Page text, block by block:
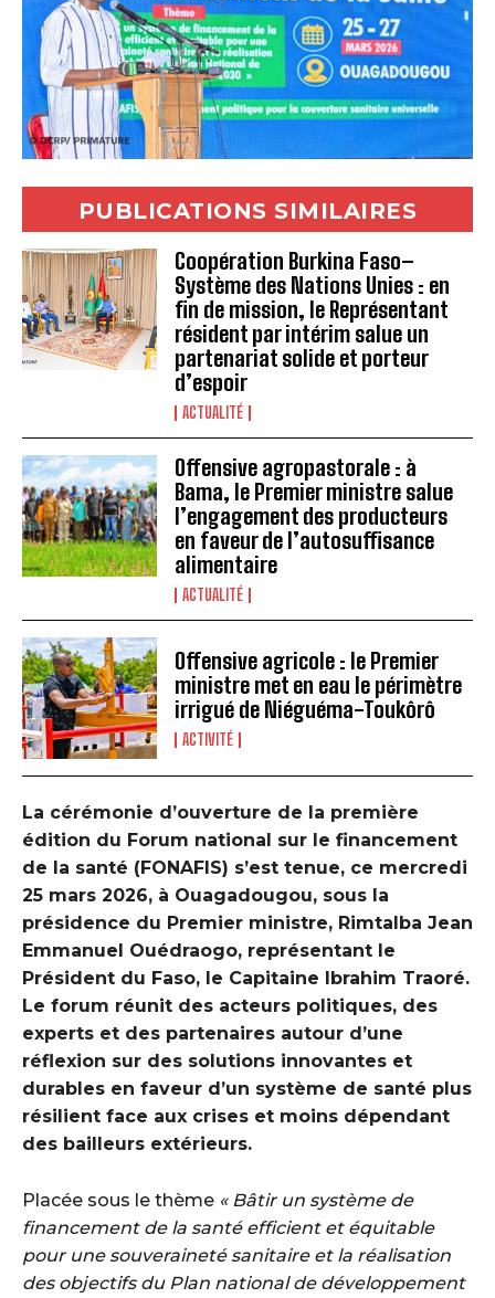
PUBLICATIONS SIMILAIRES
Coopération Burkina Faso–
Système des Nations Unies : en
fin de mission, le Représentant
résident par intérim salue un
partenariat solide et porteur
d’espoir
ACTUALITÉ
Offensive agropastorale : à
Bama, le Premier ministre salue
l’engagement des producteurs
en faveur de l’autosuffisance
alimentaire
ACTUALITÉ
Offensive agricole : le Premier
ministre met en eau le périmètre
irrigué de Niéguéma-Toukôrô
ACTIVITÉ
La cérémonie d’ouverture de la première
édition du Forum national sur le financement
de la santé (FONAFIS) s’est tenue, ce mercredi
25 mars 2026, à Ouagadougou, sous la
présidence du Premier ministre, Rimtalba Jean
Emmanuel Ouédraogo, représentant le
Président du Faso, le Capitaine Ibrahim Traoré.
Le forum réunit des acteurs politiques, des
experts et des partenaires autour d’une
réflexion sur des solutions innovantes et
durables en faveur d’un système de santé plus
résilient face aux crises et moins dépendant
des bailleurs extérieurs. ‎
Placée sous le thème « Bâtir un système de
financement de la santé efficient et équitable
pour une souveraineté sanitaire et la réalisation
des objectifs du Plan national de développement